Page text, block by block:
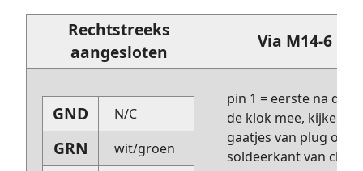
Rechtstreeks
aangesloten
Via M14-6
GND N/C
GRN wit/groen
pin 1 = eerste na de
de klok mee, kijkend
gaatjes van plug of
soldeerkant van